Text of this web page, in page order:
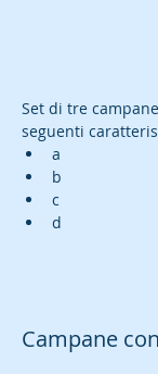
Set di tre
seguenti
a
b
c
d
Campane